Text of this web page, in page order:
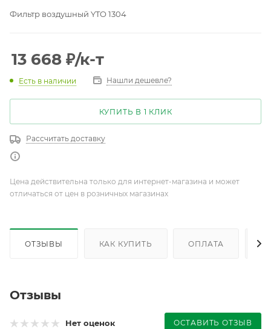
Фильтр воздушный YTO 1304
13 668 ₽/к-т
Есть в наличии Нашли дешевле?
КУПИТЬ В 1 КЛИК
Рассчитать доставку
Цена действительна только для интернет-магазина и может
отличаться от цен в розничных магазинах
ОТЗЫВЫ КАК КУПИТЬ ОПЛАТА
Отзывы
Нет оценок ОСТАВИТЬ ОТЗЫВ